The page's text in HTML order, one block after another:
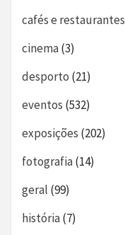
cafés e restaurantes
cinema(3)
desporto (21)
eventos (532)
exposições (202)
fotografia(14)
geral (99)
história(7)